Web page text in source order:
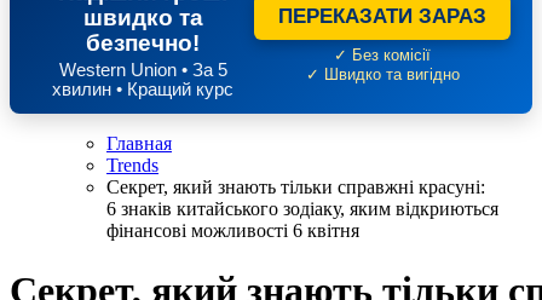
швидко та
безпечно!
Western Union • За 5
хвилин • Кращий курс
ПЕРЕКАЗАТИ ЗАРАЗ
✓ Без комісії
✓ Швидко та вигідно
Главная
Trends
Секрет, який знають тільки справжні красуні:
6 знаків китайського зодіаку, яким відкриються
фінансові можливості 6 квітня
Секрет, який знають тільки